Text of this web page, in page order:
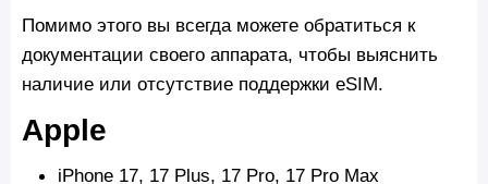
Помимо этого вы всегда можете обратиться к
документации своего аппарата, чтобы выяснить
наличие или отсутствие поддержки eSIM.
Apple
iPhone 17, 17 Plus, 17 Pro, 17 Pro Max